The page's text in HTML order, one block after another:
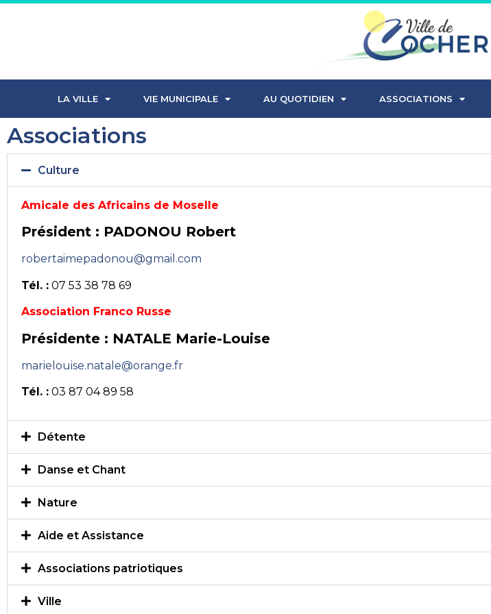
LA VILLE VIE MUNICIPALE AU QUOTIDIEN ASSOCIATIONS
Associations
Culture
Amicale des Africains de Moselle
Président : PADONOU Robert
robertaimepadonou@gmail.com
Tél. : 07 53 38 78 69
Association Franco Russe
Présidente : NATALE Marie-Louise
marielouise.natale@orange.fr
Tél. : 03 87 04 89 58
Détente
Danse et Chant
Nature
Aide et Assistance
Associations patriotiques
Ville